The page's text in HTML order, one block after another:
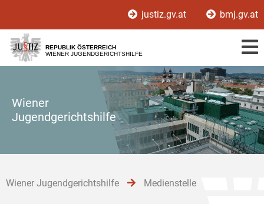
[1]
[2]
[3]
justiz.gv.at bmj.gv.at
REPUBLIK ÖSTERREICH
WIENER JUGENDGERICHTSHILFE
Wiener
Jugendgerichtshilfe
Wiener Jugendgerichtshilfe Medienstelle